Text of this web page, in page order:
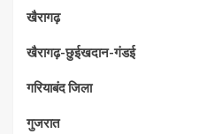
खैरागढ़
खैरागढ़-छुईखदान-गंडई
गरियाबंद जिला
गुजरात